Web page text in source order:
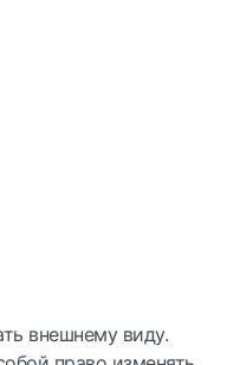
внешнему виду.